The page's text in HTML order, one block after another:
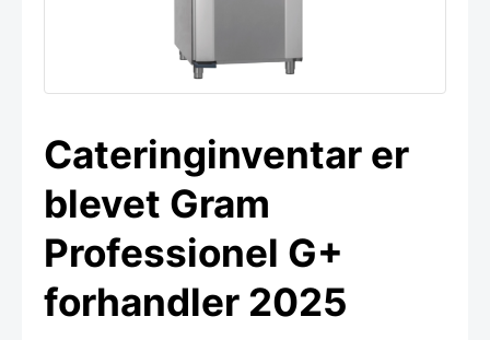
Cateringinventar er
blevet Gram
Professionel G+
forhandler 2025